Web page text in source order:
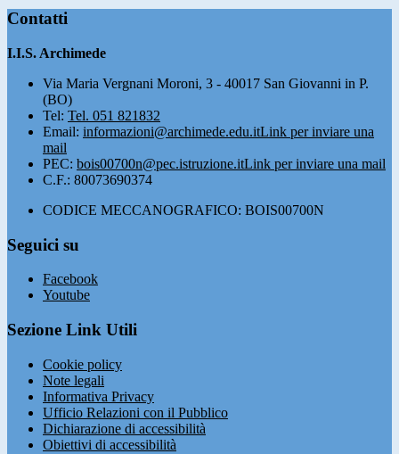
Contatti
I.I.S. Archimede
Via Maria Vergnani Moroni, 3 - 40017 San Giovanni in P.
(BO)
Tel: Tel. 051 821832
Email: informazioni@archimede.edu.itLink per inviare una
mail
PEC: bois00700n@pec.istruzione.itLink per inviare una mail
C.F.: 80073690374
CODICE MECCANOGRAFICO: BOIS00700N
Seguici su
Facebook
Youtube
Sezione Link Utili
Cookie policy
Note legali
Informativa Privacy
Ufficio Relazioni con il Pubblico
Dichiarazione di accessibilità
Obiettivi di accessibilità